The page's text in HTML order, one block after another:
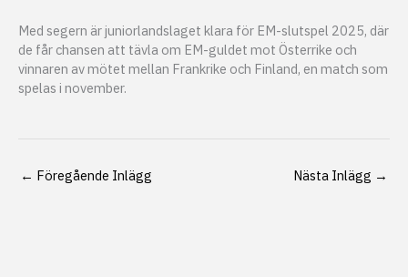
Med segern är juniorlandslaget klara för EM-slutspel 2025, där
de får chansen att tävla om EM-guldet mot Österrike och
vinnaren av mötet mellan Frankrike och Finland, en match som
spelas i november.
← Föregående Inlägg Nästa Inlägg →